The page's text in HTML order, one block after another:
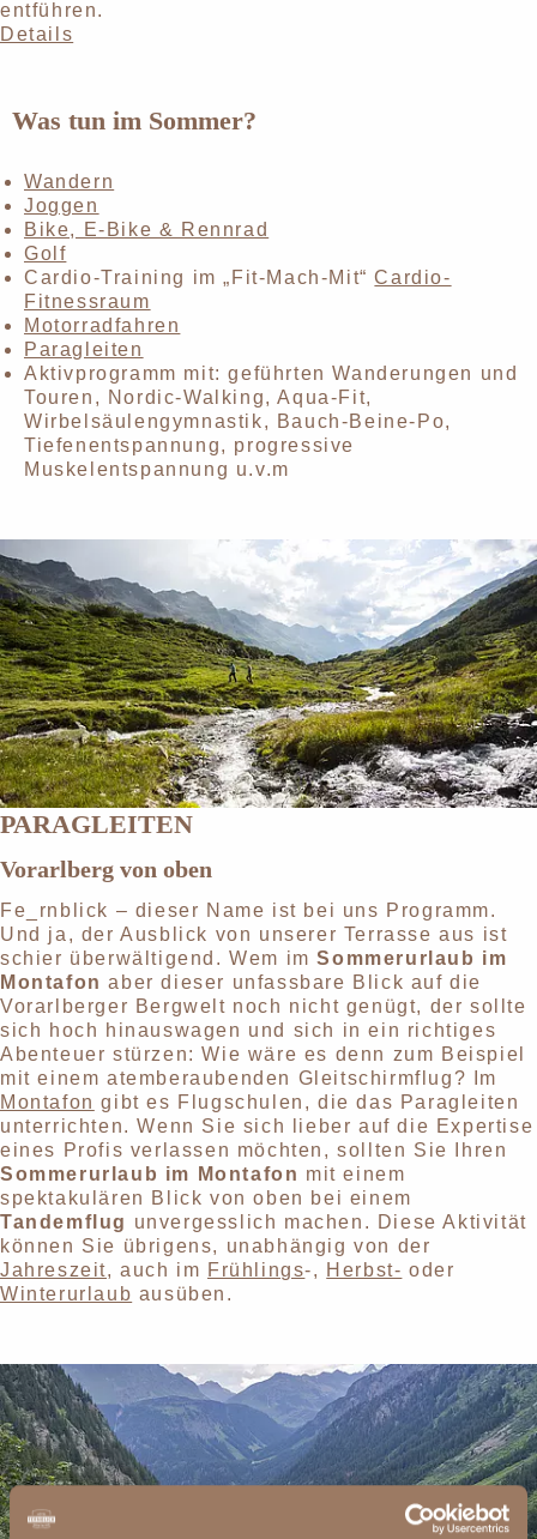
entführen.
Details
Was tun im Sommer?
Wandern
Joggen
Bike, E-Bike & Rennrad
Golf
Cardio-Training im „Fit-Mach-Mit“Cardio-
Fitnessraum
Motorradfahren
Paragleiten
Aktivprogramm mit: geführten Wanderungen und
Touren, Nordic-Walking, Aqua-Fit,
Wirbelsäulengymnastik, Bauch-Beine-Po,
Tiefenentspannung, progressive
Muskelentspannung u.v.m
PARAGLEITEN
Vorarlberg von oben
Fe_rnblick – dieser Name ist bei uns Programm.
Und ja, der Ausblick von unserer Terrasse aus ist
schier überwältigend. Wem im Sommerurlaub im
Montafon aber dieser unfassbare Blick auf die
Vorarlberger Bergwelt noch nicht genügt, der sollte
sich hoch hinauswagen und sich in ein richtiges
Abenteuer stürzen: Wie wäre es denn zum Beispiel
mit einem atemberaubenden Gleitschirmflug? Im
Montafon gibt es Flugschulen, die das Paragleiten
unterrichten. Wenn Sie sich lieber auf die Expertise
eines Profis verlassen möchten, sollten Sie Ihren
Sommerurlaub im Montafon mit einem
spektakulären Blick von oben bei einem
Tandemflug unvergesslich machen. Diese Aktivität
können Sie übrigens, unabhängig von der
Jahreszeit, auch im Frühlings-, Herbst- oder
Winterurlaub ausüben.